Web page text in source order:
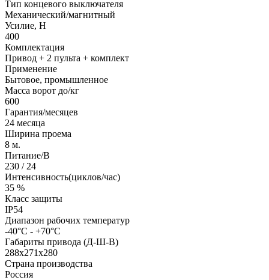
Тип концевого выключателя
Механический/магнитный
Усилие, Н
400
Комплектация
Привод + 2 пульта + комплект
Применение
Бытовое, промышленное
Масса ворот до/кг
600
Гарантия/месяцев
24 месяца
Ширина проема
8 м.
Питание/В
230 / 24
Интенсивность(циклов/час)
35 %
Класс защиты
IP54
Диапазон рабочих температур
-40°C - +70°C
Габариты привода (Д-Ш-В)
288х271х280
Страна производства
Россия